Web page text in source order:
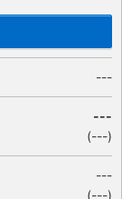
---
---
(---)
---
(---)